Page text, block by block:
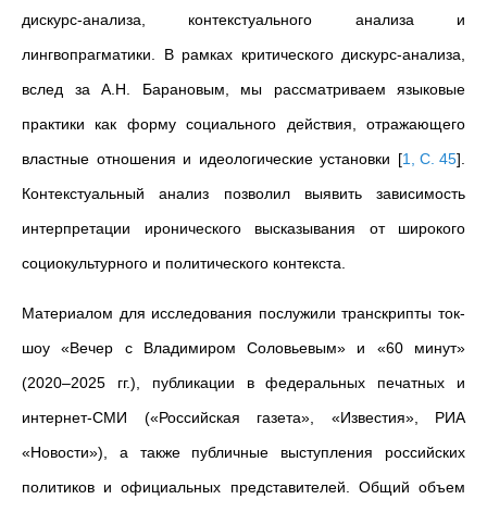
дискурс-анализа, контекстуального анализа и
лингвопрагматики. В рамках критического дискурс-анализа,
вслед за А.Н. Барановым, мы рассматриваем языковые
практики как форму социального действия, отражающего
властные отношения и идеологические установки [1, С. 45]
Контекстуальный анализ позволил выявить зависимость
интерпретации иронического высказывания от широкого
социокультурного и политического контекста.
Материалом для исследования послужили транскрипты ток-
шоу «Вечер с Владимиром Соловьевым» и «60 минут»
(2020–2025 гг.), публикации в федеральных печатных и
интернет-СМИ («Российская газета», «Известия», РИА
«Новости»), а также публичные выступления российских
политиков и официальных представителей. Общий объем